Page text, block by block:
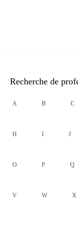
Recherche de
A B C
H I J
O P Q
V W X